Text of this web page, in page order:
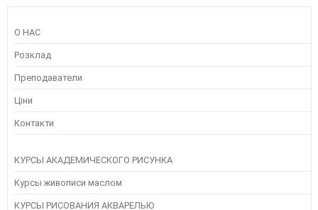
О НАС
Розклад
Преподаватели
Ціни
Контакти
КУРСЫ АКАДЕМИЧЕСКОГО РИСУНКА
Курсы живописи маслом
КУРСЫ РИСОВАНИЯ АКВАРЕЛЬЮ